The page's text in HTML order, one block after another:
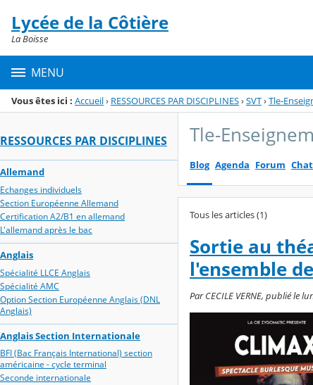
Menu de la rubrique
Contenu
Lycée de la Côtière
La Boisse
MENU
Vous êtes ici : Accueil› RESSOURCES PAR DISCIPLINES›SVT›Tle-
RESSOURCES PAR DISCIPLINES
Allemand
Echanges individuels
Section Européenne Allemand
Certification A2/B1 en allemand
L'allemand après le bac
Anglais
Spécialité LLCE Anglais
Spécialité AMC
Option Section Européenne Anglais (DNL
Anglais)
Anglais Section Internationale
BFI (Bac Français International) section
américaine - cycle terminal
Seconde internationale
Tle-
Blog Agenda Forum Chat
Tous les articles (1)
Sortie au
l'ensemble
Par CECILE VERNE, publié le